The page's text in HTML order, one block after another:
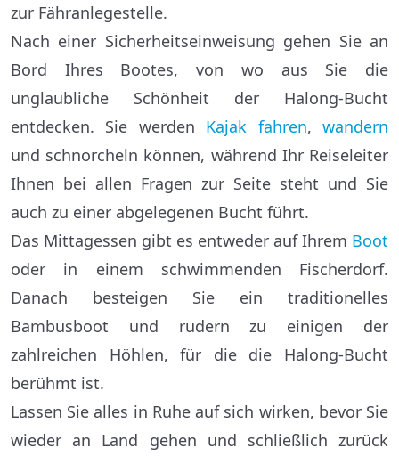
zur Fähranlegestelle.
Nach einer Sicherheitseinweisung gehen Sie an
Bord Ihres Bootes, von wo aus Sie die
unglaubliche Schönheit der Halong-Bucht
entdecken. Sie werden Kajak fahren,wandern
und schnorcheln können, während Ihr Reiseleiter
Ihnen bei allen Fragen zur Seite steht und Sie
auch zu einer abgelegenen Bucht führt.
Das Mittagessen gibt es entweder auf Ihrem Boot
oder in einem schwimmenden Fischerdorf.
Danach besteigen Sie ein traditionelles
Bambusboot und rudern zu einigen der
zahlreichen Höhlen, für die die Halong-Bucht
berühmt ist.
Lassen Sie alles in Ruhe auf sich wirken, bevor Sie
wieder an Land gehen und schließlich zurück